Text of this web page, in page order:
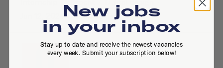
·Graphic design
New jobs
in your inbox
Stay up to date and receive the newest vacancies
every week. Submit your subscription below!